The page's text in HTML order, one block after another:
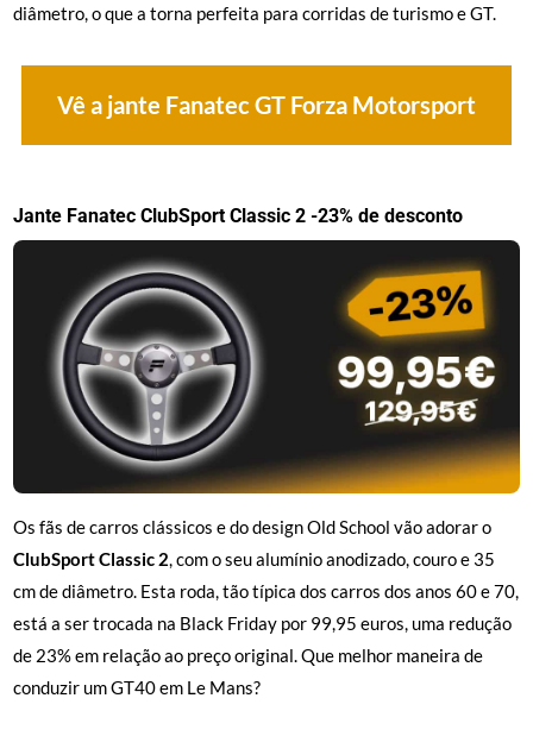
diâmetro, o que a torna perfeita para corridas de turismo e GT.
Vê a jante Fanatec GT Forza Motorsport
Jante Fanatec ClubSport Classic 2 -23% de desconto
Os fãs de carros clássicos e do design Old School vão adorar o
ClubSport Classic 2 , com o seu alumínio anodizado, couro e 35
cm de diâmetro. Esta roda, tão típica dos carros dos anos 60 e 70,
está a ser trocada na Black Friday por 99,95 euros, uma redução
de 23% em relação ao preço original. Que melhor maneira de
conduzir um GT40 em Le Mans?